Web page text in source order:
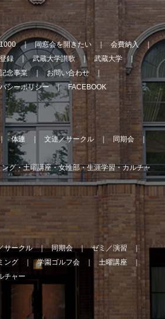
同窓会を開きたい
会費納入
録 武蔵大学讃歌
武蔵大学
念事業
お問い合わせ
シーポリシー FACEBOOK
体連 文連／サークル
同期会
グ・土曜講座・女性部・生涯学習・カルチャ
サークル 同期会
ゼミ／演習
ング 学園ゴルフ会
土曜講座
チャー